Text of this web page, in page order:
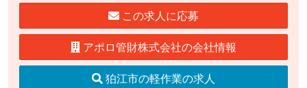
この求人に応募
アポロ管財株式会社の会社情報
狛江市の軽作業の求人